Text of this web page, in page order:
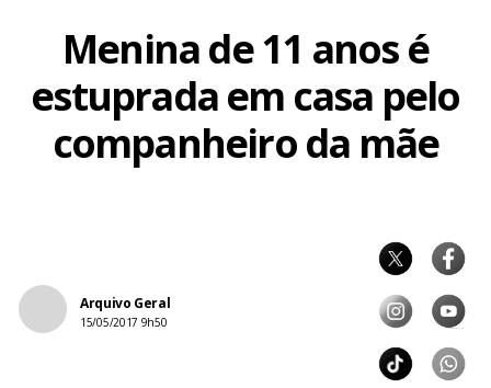
Menina de 11 anos é
estuprada em casa pelo
companheiro da mãe
Arquivo Geral
15/05/2017 9h50